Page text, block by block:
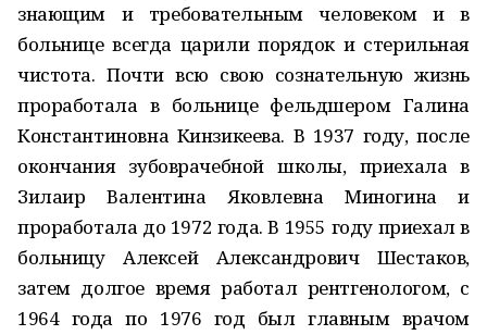
знающим и требовательным человеком и в
больнице всегда царили порядок и стерильная
чистота. Почти всю свою сознательную жизнь
проработала в больнице фельдшером Галина
Константиновна Кинзикеева. В 1937 году, после
окончания зубоврачебной школы, приехала в
Зилаир Валентина Яковлевна Миногина и
проработала до 1972 года. В 1955 году приехал в
больницу Алексей Александрович Шестаков,
затем долгое время работал рентгенологом, с
1964 года по 1976 год был главным врачом